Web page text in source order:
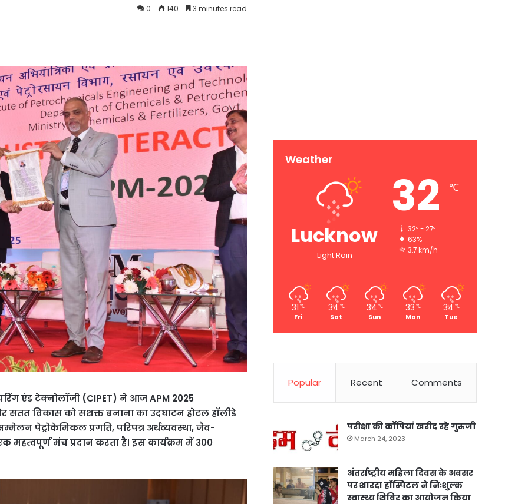
0 140 3 minutes read
एंड टेक्नोलॉजी (CIPET) ने आज APM 2025
सतत विकास को सशक्त बनाना का उदघाटन होटल हॉलीडे
पेट्रोकेमिकल प्रगति, परिपत्र अर्थव्यवस्था, जैव-
मंच प्रदान करता है। इस कार्यक्रम में 300
Weather
Lucknow
Light Rain
32 ℃
32º - 27º
63%
3.7 km/h
31 ℃
Fri
34 ℃
Sat
34 ℃
Sun
33 ℃
Mon
34 ℃
Tue
Popular Recent Comments
परीक्षा की कॉपियां खरीद रहे गुरुजी
March 24, 2023
अंतर्राष्ट्रीय महिला दिवस के अवसर
पर शारदा हॉस्पिटल ने निःशुल्क
स्वास्थ्य शिविर का आयोजन किया